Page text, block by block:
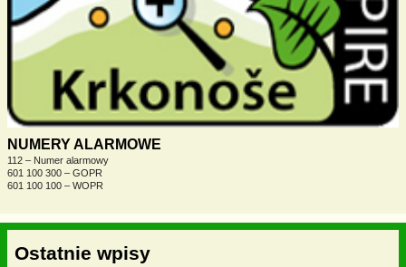
NUMERY ALARMOWE
112 – Numer alarmowy
601 100 300 – GOPR
601 100 100 – WOPR
Ostatnie wpisy